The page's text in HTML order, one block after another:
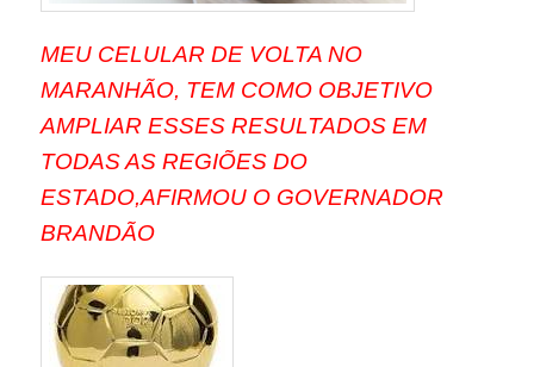
MEU CELULAR DE VOLTA NO
MARANHÃO, TEM COMO OBJETIVO
AMPLIAR ESSES RESULTADOS EM
TODAS AS REGIÕES DO
ESTADO,AFIRMOU O GOVERNADOR
BRANDÃO